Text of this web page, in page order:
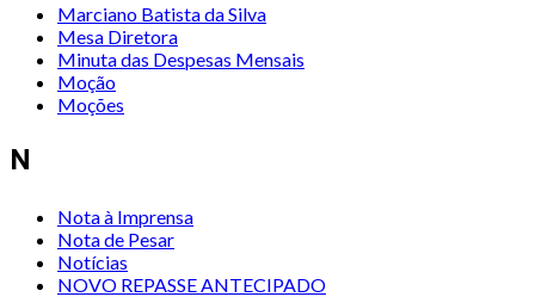
Marciano Batista da Silva
Mesa Diretora
Minuta das Despesas Mensais
Moção
Moções
N
Nota à Imprensa
Nota de Pesar
Notícias
NOVO REPASSE ANTECIPADO